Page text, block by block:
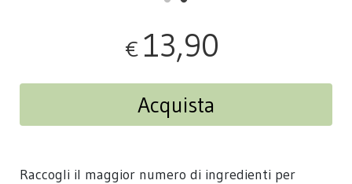
€ 13,90
Acquista
Raccogli il maggior numero di ingredienti per